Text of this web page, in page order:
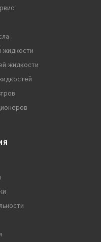
жидкости
жидкости